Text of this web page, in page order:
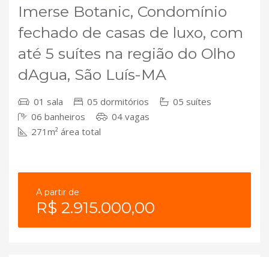
Imerse Botanic, Condomínio
fechado de casas de luxo, com
até 5 suítes na região do Olho
dAgua, São Luís-MA
01 sala 05 dormitórios
05 suítes
06 banheiros
04 vagas
271m² área total
A partir de
R$ 2.915.000,00